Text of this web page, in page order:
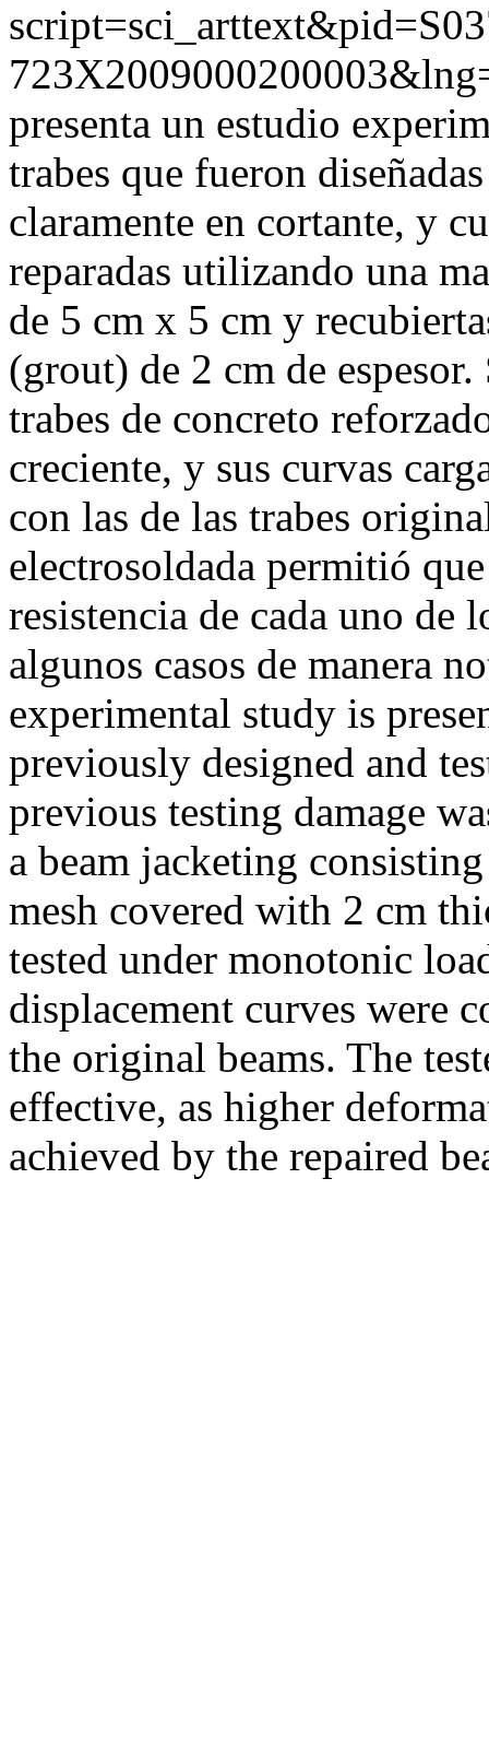
presenta un estudio
trabes que fueron
claramente en cortante, y
reparadas utilizando una
de 5 cm x 5 cm y
(grout) de 2 cm de
trabes de concreto
creciente, y sus curvas
con las de las trabes
electrosoldada permitió
resistencia de cada uno de
algunos casos de manera
experimental study is
previously designed and
previous testing damage
a beam jacketing
mesh covered with 2 cm
tested under monotonic
displacement curves were
the original beams. The
effective, as higher
achieved by the repaired